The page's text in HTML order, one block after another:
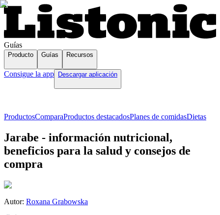
Guías
Producto Guías Recursos
Consigue la app Descargar aplicación
ProductosComparaProductos destacadosPlanes de comidasDietas
Jarabe - información nutricional,
beneficios para la salud y consejos de
compra
Autor: Roxana Grabowska